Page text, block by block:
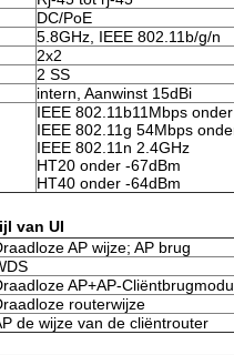
DC/PoE
5.8GHz, IEEE 802.11b/g/n
2x2
2 SS
intern, Aanwinst 15dBi
IEEE 802.11b11Mbps
IEEE 802.11g 54Mbps
IEEE 802.11n 2.4GHz
HT20 onder -67dBm
HT40 onder -64dBm
van UI
AP wijze; AP brug
AP+AP-
routerwijze
de wijze van de cliëntrouter